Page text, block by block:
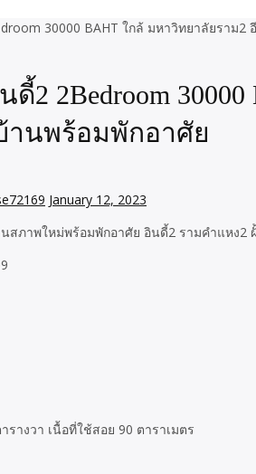
นดี้2 2Bedroom
านพร้อมพักอาศัย
January 12, 2023
สภาพใหม่พร้อมพักอาศัย อินดี้2 รามคำแหง2
างวา เนื้อที่ใช้สอย 90 ตาราเมตร